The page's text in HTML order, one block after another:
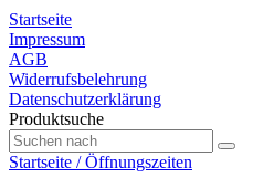
Startseite
Impressum
AGB
Widerrufsbelehrung
Datenschutzerklärung
Produktsuche
Startseite / Öffnungszeiten